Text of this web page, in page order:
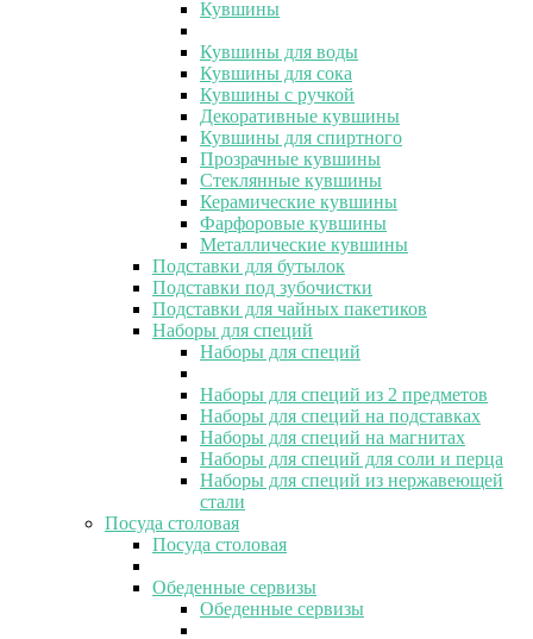
Кувшины
Кувшины для воды
Кувшины для сока
Кувшины с ручкой
Декоративные кувшины
Кувшины для спиртного
Прозрачные кувшины
Стеклянные кувшины
Керамические кувшины
Фарфоровые кувшины
Металлические кувшины
Подставки для бутылок
Подставки под зубочистки
Подставки для чайных пакетиков
Наборы для специй
Наборы для специй
Наборы для специй из 2 предметов
Наборы для специй на подставках
Наборы для специй на магнитах
Наборы для специй для соли и перца
Наборы для специй из нержавеющей
стали
Посуда столовая
Посуда столовая
Обеденные сервизы
Обеденные сервизы